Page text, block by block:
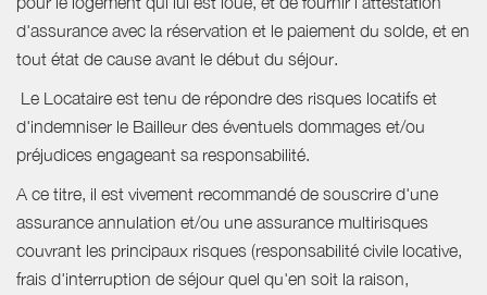
d'assurance avec la réservation et le paiement du solde, et en
tout état de cause avant le début du séjour.
Le Locataire est tenu de répondre des risques locatifs et
d'indemniser le Bailleur des éventuels dommages et/ou
préjudices engageant sa responsabilité.
A ce titre, il est vivement recommandé de souscrire d'une
assurance annulation et/ou une assurance multirisques
couvrant les principaux risques (responsabilité civile locative,
frais d'interruption de séjour quel qu'en soit la raison,